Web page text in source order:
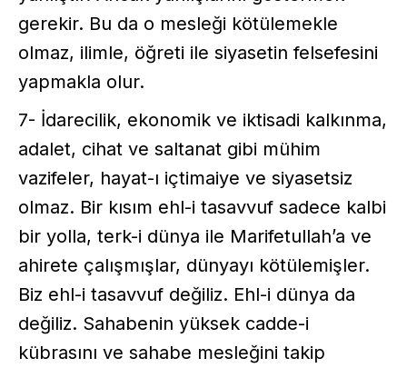
gerekir. Bu da o mesleği kötülemekle
olmaz, ilimle, öğreti ile siyasetin felsefesini
yapmakla olur.
7- İdarecilik, ekonomik ve iktisadi kalkınma,
adalet, cihat ve saltanat gibi mühim
vazifeler, hayat-ı içtimaiye ve siyasetsiz
olmaz. Bir kısım ehl-i tasavvuf sadece kalbi
bir yolla, terk-i dünya ile Marifetullah’a ve
ahirete çalışmışlar, dünyayı kötülemişler.
Biz ehl-i tasavvuf değiliz. Ehl-i dünya da
değiliz. Sahabenin yüksek cadde-i
kübrasını ve sahabe mesleğini takip